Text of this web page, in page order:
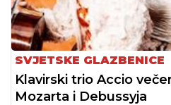
SVJETSKE GLAZBENICE
Klavirski trio Accio
Mozarta i Debussyja